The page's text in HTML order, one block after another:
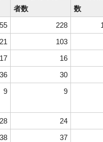
者数
数
228
103
17 16
36 30
9 9
28 24
38 37